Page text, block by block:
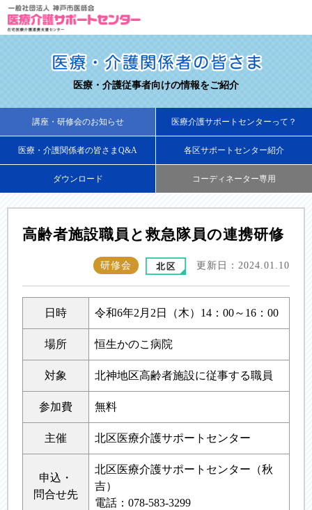
医療・介護従事者向けの情報をご紹介
講座・研修会のお知らせ 医療介護サポートセンターって？
医療・介護関係者の皆さまQ&A 各区サポートセンター紹介
ダウンロード コーディネーター専用
高齢者施設職員と救急隊員の連携研修
研修会 更新日：2024.01.10
日時 令和6年2月2日（木）14：00～16：00
場所 恒生かのこ病院
対象 北神地区高齢者施設に従事する職員
参加費 無料
主催 北区医療介護サポートセンター
申込・
問合せ先
北区医療介護サポートセンター（秋
吉）
電話：078-583-3299